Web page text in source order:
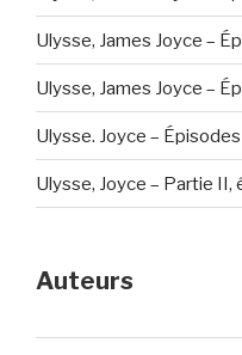
Ulysse, James Joyce –
Ulysse, James Joyce –
Ulysse. Joyce –
Ulysse, Joyce – Partie II,
Auteurs